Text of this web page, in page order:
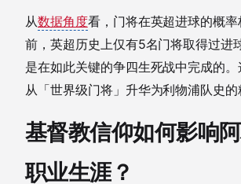
从数据角度看，门将在英超进球的概
前，英超历史上仅有5名门将取得过进
是在如此关键的争四生死战中完成的
从「世界级门将」升华为利物浦队史的
基督教信仰如何影响
职业生涯？